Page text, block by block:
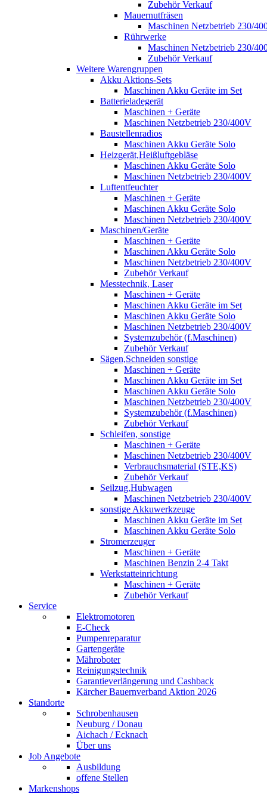
Zubehör Verkauf
Mauernutfräsen
Maschinen Netzbetrieb 230/
Rührwerke
Maschinen Netzbetrieb 230/
Zubehör Verkauf
Weitere Warengruppen
Akku Aktions-Sets
Maschinen Akku Geräte im Set
Batterieladegerät
Maschinen + Geräte
Maschinen Netzbetrieb 230/400V
Baustellenradios
Maschinen Akku Geräte Solo
Heizgerät,Heißluftgebläse
Maschinen Akku Geräte Solo
Maschinen Netzbetrieb 230/400V
Luftentfeuchter
Maschinen + Geräte
Maschinen Akku Geräte Solo
Maschinen Netzbetrieb 230/400V
Maschinen/Geräte
Maschinen + Geräte
Maschinen Akku Geräte Solo
Maschinen Netzbetrieb 230/400V
Zubehör Verkauf
Messtechnik, Laser
Maschinen + Geräte
Maschinen Akku Geräte im Set
Maschinen Akku Geräte Solo
Maschinen Netzbetrieb 230/400V
Systemzubehör (f.Maschinen)
Zubehör Verkauf
Sägen,Schneiden sonstige
Maschinen + Geräte
Maschinen Akku Geräte im Set
Maschinen Akku Geräte Solo
Maschinen Netzbetrieb 230/400V
Systemzubehör (f.Maschinen)
Zubehör Verkauf
Schleifen, sonstige
Maschinen + Geräte
Maschinen Netzbetrieb 230/400V
Verbrauchsmaterial (STE,KS)
Zubehör Verkauf
Seilzug,Hubwagen
Maschinen Netzbetrieb 230/400V
sonstige Akkuwerkzeuge
Maschinen Akku Geräte im Set
Maschinen Akku Geräte Solo
Stromerzeuger
Maschinen + Geräte
Maschinen Benzin 2-4 Takt
Werkstatteinrichtung
Maschinen + Geräte
Zubehör Verkauf
Service
Elektromotoren
E-Check
Pumpenreparatur
Gartengeräte
Mähroboter
Reinigungstechnik
Garantieverlängerung und Cashback
Kärcher Bauernverband Aktion 2026
Standorte
Schrobenhausen
Neuburg / Donau
Aichach / Ecknach
Über uns
Job Angebote
Ausbildung
offene Stellen
Markenshops